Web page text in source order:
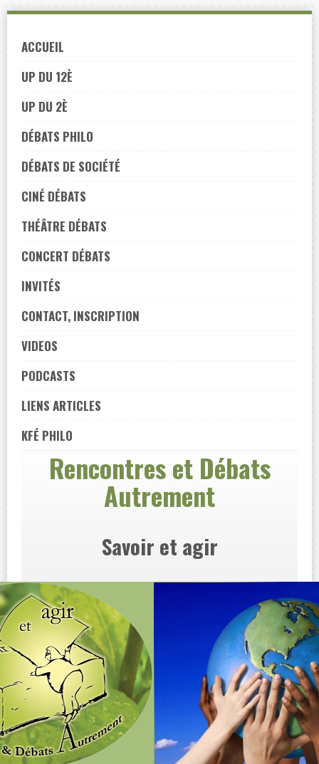
navigation
Skip
content
ACCUEIL
UP DU 12È
UP DU 2È
DÉBATS PHILO
DÉBATS DE SOCIÉTÉ
CINÉ DÉBATS
THÉÂTRE DÉBATS
CONCERT DÉBATS
INVITÉS
CONTACT, INSCRIPTION
VIDEOS
PODCASTS
LIENS ARTICLES
KFÉ PHILO
Rencontres et Débats
Autrement
Savoir et agir